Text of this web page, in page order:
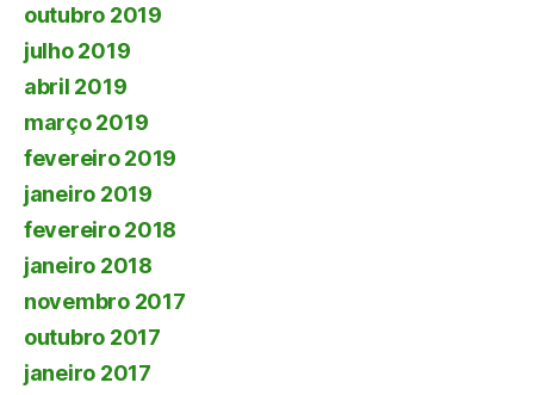
outubro 2019
julho 2019
abril 2019
março 2019
fevereiro 2019
janeiro 2019
fevereiro 2018
janeiro 2018
novembro 2017
outubro 2017
janeiro 2017